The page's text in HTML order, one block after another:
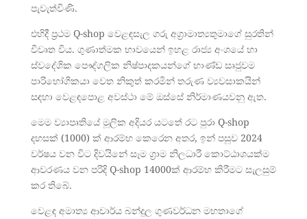
පැවැත්විණි.
එහිදී ප්‍රථම Q-shop වෙළඳසැල ගරු අග්‍රාමාත්‍යතුමාගේ සුරතින්
විවෘත විය. ගුණාත්මක භාවයෙන් ඉහළ රාජ්‍ය අංශයේ හා
ස්වදේශික පෞද්ගලික නිෂ්පාදකයන්ගේ භාණ්ඩ සෘජුවම
පාරිභෝගිකයා වෙත නිකුත් කරමින් තරුණ ව්‍යවසාකයින්
සඳහා වෙළඳපොළ අවස්ථා මේ ඔස්සේ නිර්මාණයවනු ඇත.
මෙම ව්‍යාපෘතියේ මූලික අදියර යටතේ රට පුරා Q-shop
දහසක් (1000) ක් ආරම්භ කෙරෙන අතර, ඉන් පසුව 2024
වර්ෂය වන විට දිවයිනේ සෑම ග්‍රාම නිලධාරී කොට්ඨාශයක්ම
ආවරණය වන පරිදි Q-shop 14000ක් ආරම්භ කිරීමට සැලසුම්
කර තිබේ.
වෙළඳ අමාත්‍ය ආචාර්ය බන්දුල ගුණවර්ධන මහතාගේ